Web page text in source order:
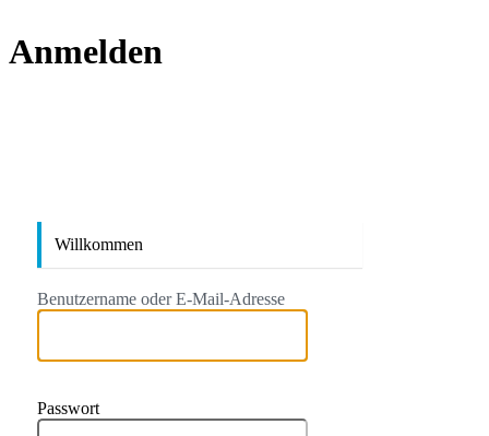
Anmelden
Willkommen
Benutzername oder E-Mail-Adresse
Passwort